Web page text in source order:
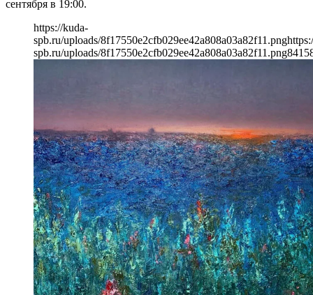
сентября в 19:00.
https://kuda-
spb.ru/uploads/8f17550e2cfb029ee42a808a03a82f11.png
spb.ru/uploads/8f17550e2cfb029ee42a808a03a82f11.png841